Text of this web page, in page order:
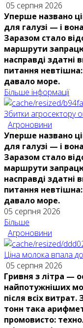
05 серпня 2026
Уперше названо
для галузі — і
Заразом стало
маршрути
насправді здатні
питання
давало море.
Більше інформації
Збитки агросектору
Агроновини
Уперше названо
для галузі — і
Заразом стало
маршрути
насправді здатні
питання
давало море.
05 серпня 2026
Більше
Агроновини
Ціна молока впала
05 серпня 2026
Гривня з літра —
найпотужніших
після всіх
тонн така
промовисто: